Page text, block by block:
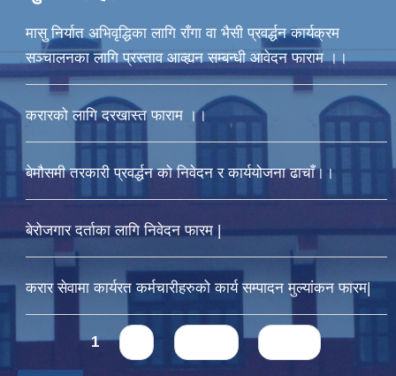
मासु निर्यात अभिवृद्धिका लागि राँगा वा भैसी प्रवर्द्धन कार्यक्रम
सञ्चालनका लागि प्रस्ताव आव्ह्यन सम्बन्धी आवेदन फाराम ।।
करारको लागि दरखास्त फाराम ।।
बेमौसमी तरकारी प्रवर्द्धन को निवेदन र कार्ययोजना ढाचाँ।।
बेरोजगार दर्ताका लागि निवेदन फारम |
करार सेवामा कार्यरत कर्मचारीहरुको कार्य सम्पादन मुल्यांकन फारम|
Pages1